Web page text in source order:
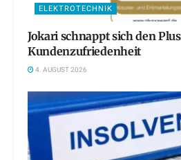
ELEKTROTECHNIK
Jokari schnappt sich den
Kundenzufriedenheit
4. AUGUST 2026